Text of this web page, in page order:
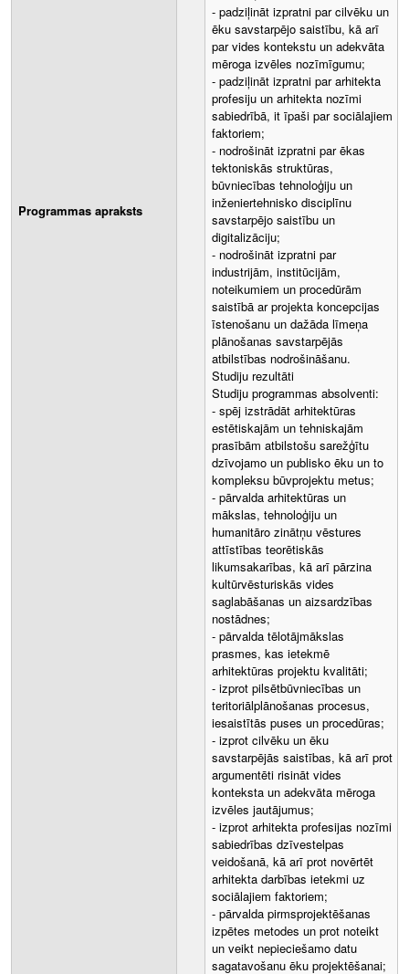
Programmas apraksts
- padziļināt izpratni par cilvēku un
ēku savstarpējo saistību, kā arī
par vides kontekstu un adekvāta
mēroga izvēles nozīmīgumu;
- padziļināt izpratni par arhitekta
profesiju un arhitekta nozīmi
sabiedrībā, it īpaši par sociālajiem
faktoriem;
- nodrošināt izpratni par ēkas
tektoniskās struktūras,
būvniecības tehnoloģiju un
inženiertehnisko disciplīnu
savstarpējo saistību un
digitalizāciju;
- nodrošināt izpratni par
industrijām, institūcijām,
noteikumiem un procedūrām
saistībā ar projekta koncepcijas
īstenošanu un dažāda līmeņa
plānošanas savstarpējās
atbilstības nodrošināšanu.
Studiju rezultāti
Studiju programmas absolventi:
- spēj izstrādāt arhitektūras
estētiskajām un tehniskajām
prasībām atbilstošu sarežģītu
dzīvojamo un publisko ēku un to
kompleksu būvprojektu metus;
- pārvalda arhitektūras un
mākslas, tehnoloģiju un
humanitāro zinātņu vēstures
attīstības teorētiskās
likumsakarības, kā arī pārzina
kultūrvēsturiskās vides
saglabāšanas un aizsardzības
nostādnes;
- pārvalda tēlotājmākslas
prasmes, kas ietekmē
arhitektūras projektu kvalitāti;
- izprot pilsētbūvniecības un
teritoriālplānošanas procesus,
iesaistītās puses un procedūras;
- izprot cilvēku un ēku
savstarpējās saistības, kā arī prot
argumentēti risināt vides
konteksta un adekvāta mēroga
izvēles jautājumus;
- izprot arhitekta profesijas nozīmi
sabiedrības dzīvestelpas
veidošanā, kā arī prot novērtēt
arhitekta darbības ietekmi uz
sociālajiem faktoriem;
- pārvalda pirmsprojektēšanas
izpētes metodes un prot noteikt
un veikt nepieciešamo datu
sagatavošanu ēku projektēšanai;